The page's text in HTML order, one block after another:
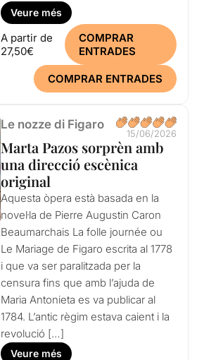
Veure més
A partir de
27,50€
COMPRAR
ENTRADES
COMPRAR ENTRADES
Le nozze di Figaro
15/06/2026
Marta Pazos sorprèn amb
una direcció escènica
original
Aquesta òpera està basada en la
novel·la de Pierre Augustin Caron
Beaumarchais La folle journée ou
Le Mariage de Figaro escrita al 1778
i que va ser paralitzada per la
censura fins que amb l’ajuda de
Maria Antonieta es va publicar al
1784. L’antic règim estava caient i la
revolució […]
Veure més